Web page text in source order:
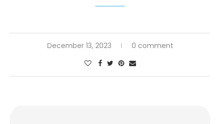
December 13, 2023 0 comment